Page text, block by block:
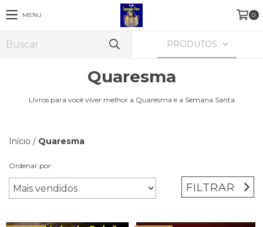
MENU 0
PRODUTOS
Quaresma
Livros para você viver melhor a Quaresma e a Semana Santa
Início / Quaresma
Ordenar por
FILTRAR